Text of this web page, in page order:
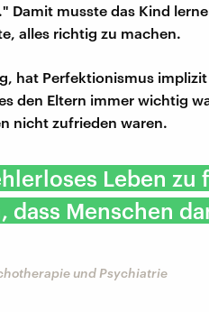
Damit musste das Kind
alles richtig zu machen.
hat Perfektionismus
den Eltern immer wichtig
nicht zufrieden waren.
Leben zu
dass Menschen
und Psychiatrie